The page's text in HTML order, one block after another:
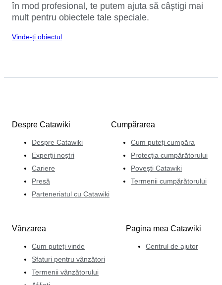
în mod profesional, te putem ajuta să câștigi mai
mult pentru obiectele tale speciale.
Vinde-ți obiectul
Despre Catawiki
Despre Catawiki
Experții noștri
Cariere
Presă
Parteneriatul cu Catawiki
Cumpărarea
Cum puteți cumpăra
Protecția cumpărătorului
Povești Catawiki
Termenii cumpărătorului
Vânzarea
Cum puteți vinde
Sfaturi pentru vânzători
Termenii vânzătorului
Pagina mea Catawiki
Centrul de ajutor